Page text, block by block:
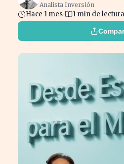
Analista Inversión
Hace 1 mes 1 min de lectura